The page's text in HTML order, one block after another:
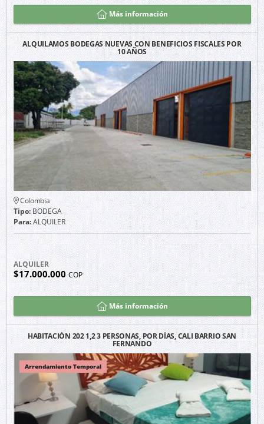
Más información
ALQUILAMOS BODEGAS NUEVAS CON BENEFICIOS FISCALES POR
10 AÑOS
Colombia
Tipo:BODEGA
Para:ALQUILER
ALQUILER
$17.000.000COP
Más información
HABITACIÓN 202 1,2 3 PERSONAS, POR DÍAS, CALI BARRIO SAN
FERNANDO
Arrendamiento Temporal